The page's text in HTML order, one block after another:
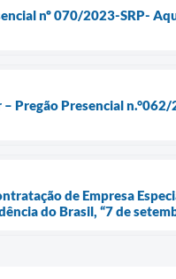
nº 070/2023-SRP-
Pregão Presencial n.°062/
de Empresa
do Brasil, “7 de